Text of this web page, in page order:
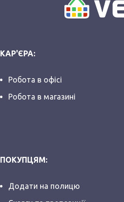
КАР'ЄРА:
Робота в офісі
Робота в магазині
ПОКУПЦЯМ:
Додати на полицю